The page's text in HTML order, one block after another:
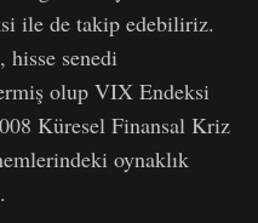
ile de takip edebiliriz.
hisse senedi
olup VIX Endeksi
Küresel Finansal Kriz
oynaklık